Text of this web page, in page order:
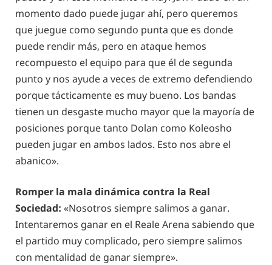
momento dado puede jugar ahí, pero queremos
que juegue como segundo punta que es donde
puede rendir más, pero en ataque hemos
recompuesto el equipo para que él de segunda
punto y nos ayude a veces de extremo defendiendo
porque tácticamente es muy bueno. Los bandas
tienen un desgaste mucho mayor que la mayoría de
posiciones porque tanto Dolan como Koleosho
pueden jugar en ambos lados. Esto nos abre el
abanico».
Romper la mala dinámica contra la Real
Sociedad: «Nosotros siempre salimos a ganar.
Intentaremos ganar en el Reale Arena sabiendo que
el partido muy complicado, pero siempre salimos
con mentalidad de ganar siempre».